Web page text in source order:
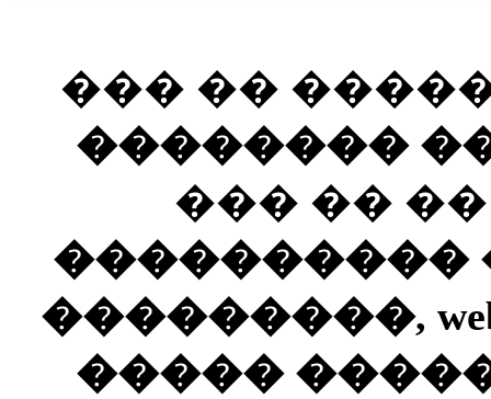
��� ��
��������
��� ��
����������
���������,
�����